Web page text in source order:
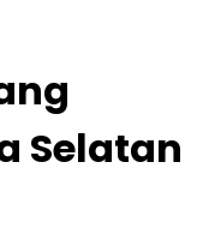
Selatan